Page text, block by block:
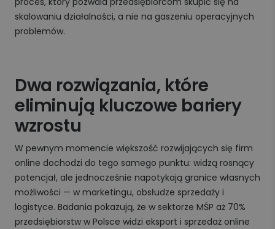
skalowaniu działalności, a nie na gaszeniu operacyjnych
problemów.
Dwa rozwiązania, które
eliminują kluczowe bariery
wzrostu
W pewnym momencie większość rozwijających się firm
online dochodzi do tego samego punktu: widzą rosnący
potencjał, ale jednocześnie napotykają granice własnych
możliwości — w marketingu, obsłudze sprzedaży i
logistyce. Badania pokazują, że w sektorze MŚP aż 70%
przedsiębiorstw w Polsce widzi eksport i sprzedaż online